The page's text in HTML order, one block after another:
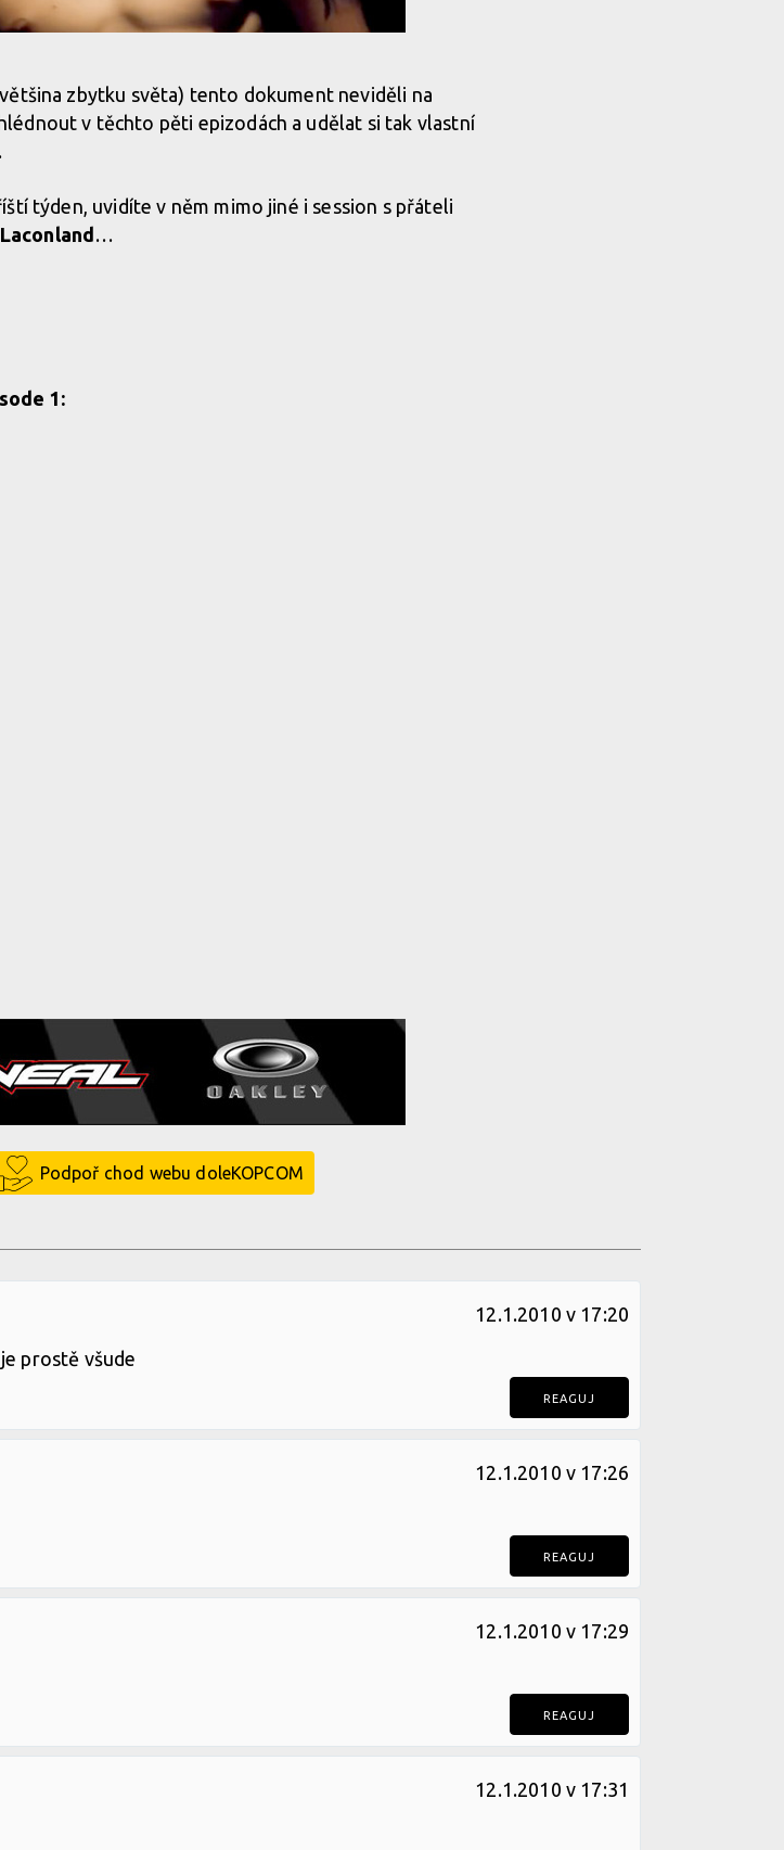
zbytku světa) tento dokument neviděli na
v těchto pěti epizodách a udělat si tak vlastní
týden, uvidíte v něm mimo jiné i session s přáteli
Laconland …
1:
Podpoř chod webu doleKOPCOM
12.1.2010 v 17:20
prostě všude
REAGUJ
12.1.2010 v 17:26
REAGUJ
12.1.2010 v 17:29
REAGUJ
12.1.2010 v 17:31